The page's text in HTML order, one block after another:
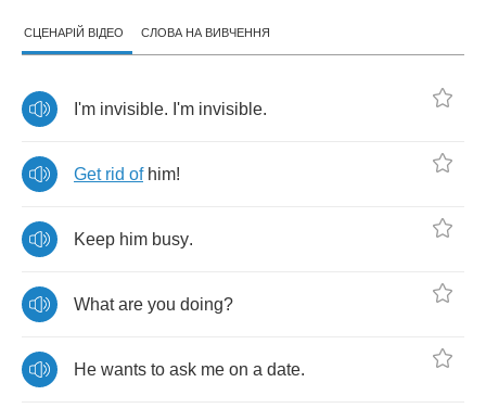
СЦЕНАРІЙ ВІДЕО СЛОВА НА ВИВЧЕННЯ
I'm invisible. I'm invisible.
Get rid of him!
Keep him busy.
What are you doing?
He wants to ask me on a date.